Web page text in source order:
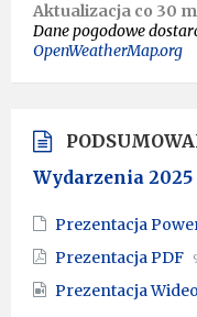
Aktualizacja co 30
Dane pogodowe
OpenWeatherMap.org
Wydarzenia
Prezentacja
Prezentacja PDF
Prezentacja